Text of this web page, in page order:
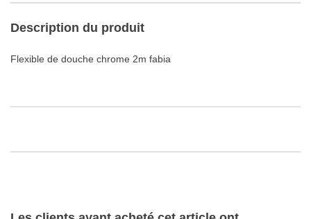
Description du produit
Flexible de douche chrome 2m fabia